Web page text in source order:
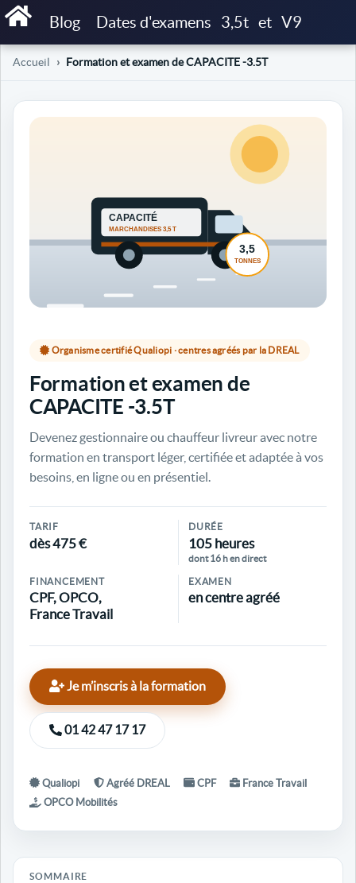
Blog Dates d'examens 3,5t et V9
Accueil Formation et examen de CAPACITE -3.5T
Organisme certifié Qualiopi · centres agréés par la DREAL
Formation et examen de
CAPACITE -3.5T
Devenez gestionnaire ou chauffeur livreur avec notre
formation en transport léger, certifiée et adaptée à vos
besoins, en ligne ou en présentiel.
TARIF
dès 475 €
DURÉE
105 heures
dont 16 h en direct
FINANCEMENT
CPF, OPCO,
France Travail
EXAMEN
en centre agréé
Je m’inscris à la formation
01 42 47 17 17
Qualiopi Agréé DREAL CPF
France Travail
OPCO Mobilités
SOMMAIRE